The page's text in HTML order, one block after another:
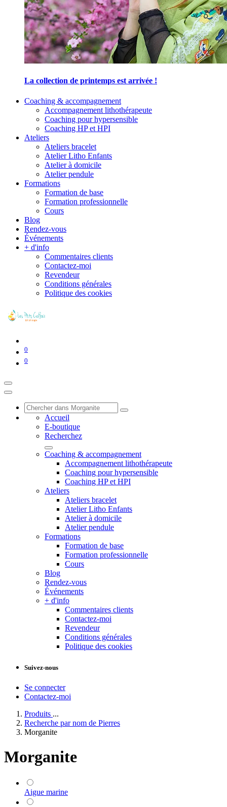
La collection de printemps est arrivée !
Coaching & accompagnement
Accompagnement lithothérapeute
Coaching pour hypersensible
Coaching HP et HPI
Ateliers
Ateliers bracelet
Atelier Litho Enfants
Atelier à domicile
Atelier pendule
Formations
Formation de base
Formation professionnelle
Cours
Blog
Rendez-vous
Événements
+ d'info
Commentaires clients
Contactez-moi
Revendeur
Conditions générales
Politique des cookies
0
0
Accueil
E-boutique
Recherchez
Coaching & accompagnement
Accompagnement lithothérapeute
Coaching pour hypersensible
Coaching HP et HPI
Ateliers
Ateliers bracelet
Atelier Litho Enfants
Atelier à domicile
Atelier pendule
Formations
Formation de base
Formation professionnelle
Cours
Blog
Rendez-vous
Événements
+ d'info
Commentaires clients
Contactez-moi
Revendeur
Conditions générales
Politique des cookies
Suivez-nous
Se connecter
Contactez-moi
Produits ...
Recherche par nom de Pierres
Morganite
Morganite
Aigue marine